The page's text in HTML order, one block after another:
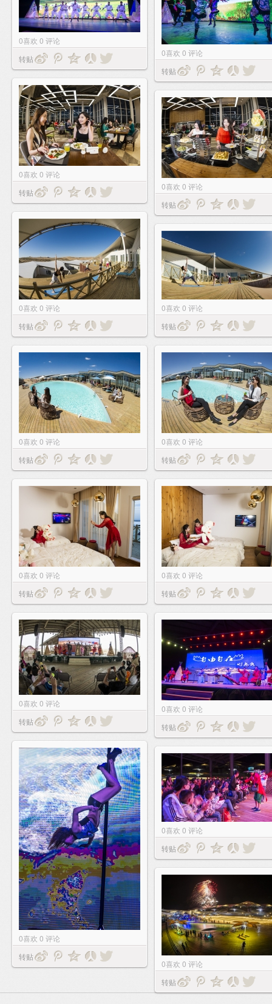
0喜欢 0 评论
转贴
0喜欢 0 评论
转贴
0喜欢 0 评论
转贴
0喜欢 0 评论
转贴
0喜欢 0 评论
转贴
0喜欢 0 评论
转贴
0喜欢 0 评论
转贴
0喜欢 0 评论
转贴
0喜欢 0 评论
转贴
0喜欢 0 评论
转贴
0喜欢 0 评论
转贴
0喜欢 0 评论
转贴
0喜欢 0 评论
转贴
0喜欢 0 评论
转贴
0喜欢 0 评论
转贴